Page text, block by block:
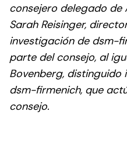
consejero delegado de
Sarah Reisinger,
investigación de dsm-
parte del consejo, al
Bovenberg,
dsm-firmenich, que
consejo.